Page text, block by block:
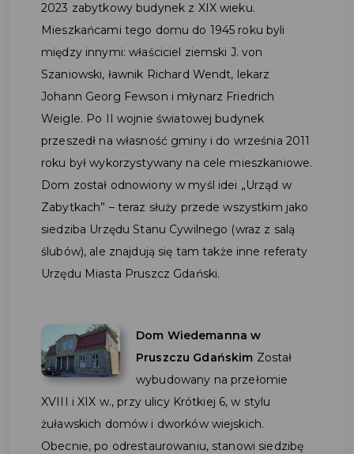
2023 zabytkowy budynek z XIX wieku.
Mieszkańcami tego domu do 1945 roku byli
między innymi: właściciel ziemski J. von
Szaniowski, ławnik Richard Wendt, lekarz
Johann Georg Fewson i młynarz Friedrich
Weigle. Po II wojnie światowej budynek
przeszedł na własność gminy i do września 2011
roku był wykorzystywany na cele mieszkaniowe.
Dom został odnowiony w myśl idei „Urząd w
Zabytkach” – teraz służy przede wszystkim jako
siedziba Urzędu Stanu Cywilnego (wraz z salą
ślubów), ale znajdują się tam także inne referaty
Urzędu Miasta Pruszcz Gdański.
Dom Wiedemanna w
Pruszczu Gdańskim Został
wybudowany na przełomie
XVIII i XIX w., przy ulicy Krótkiej 6, w stylu
żuławskich domów i dworków wiejskich.
Obecnie, po odrestaurowaniu, stanowi siedzibę